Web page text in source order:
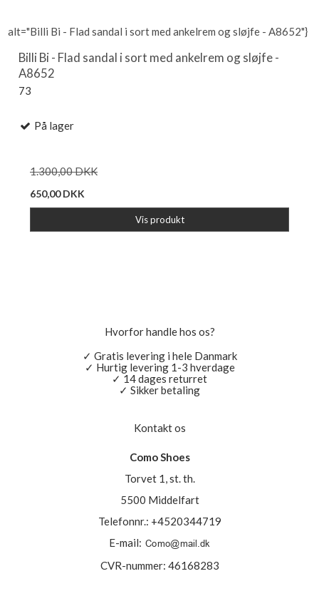
alt="Billi Bi - Flad sandal i sort med ankelrem og sløjfe - A8652"}
Billi Bi - Flad sandal i sort med ankelrem og sløjfe -
A8652
73
På lager
1.300,00 DKK
650,00 DKK
Vis produkt
Hvorfor handle hos os?
✓ Gratis levering i hele Danmark
✓ Hurtig levering 1-3 hverdage
✓ 14 dages returret
✓ Sikker betaling
Kontakt os
Como Shoes
Torvet 1, st. th.
5500 Middelfart
Telefonnr.: +4520344719
E-mail:
CVR-nummer: 46168283